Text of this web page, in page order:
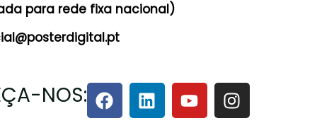
para rede fixa nacional)
NOS: